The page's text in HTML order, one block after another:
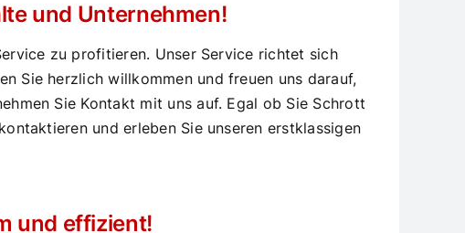
und Unternehmen!
zu profitieren. Unser Service richtet sich
Sie herzlich willkommen und freuen uns darauf,
Sie Kontakt mit uns auf. Egal ob Sie Schrott
und erleben Sie unseren erstklassigen
und effizient!